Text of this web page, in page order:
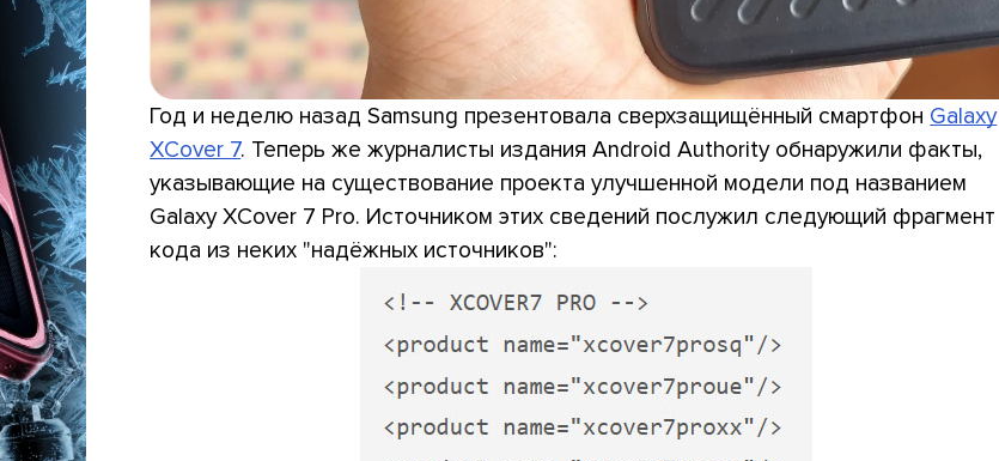
Год и неделю назад Samsung презентовала сверхзащищённый смартфон Galaxy
XCover 7. Теперь же журналисты издания Android Authority обнаружили факты,
указывающие на существование проекта улучшенной модели под названием
Galaxy XCover 7 Pro. Источником этих сведений послужил следующий фрагмент
кода из неких "надёжных источников":